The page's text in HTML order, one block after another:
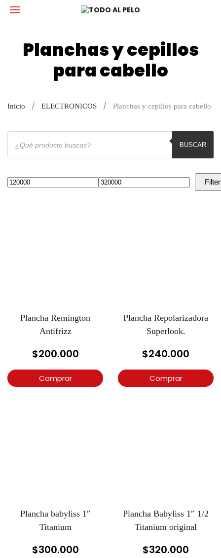
Planchas y cepillos
para cabello
Inicio ELECTRONICOS Planchas y cepillos para cabello
Búsqueda
productos BUSCAR
Filter
Plancha Remington
Antifrizz
$200.000
Comprar
Plancha Repolarizadora
Superlook.
$240.000
Comprar
Plancha babyliss 1″
Titanium
$300.000
Plancha Babyliss 1″ 1/2
Titanium original
$320.000